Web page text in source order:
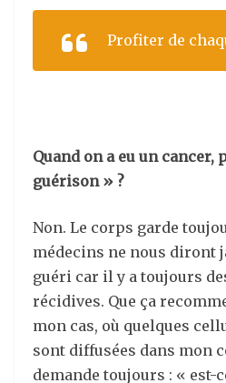
Profiter de
Quand on a eu un cancer,
guérison » ?
Non. Le corps garde
médecins ne nous diront
guéri car il y a toujours
récidives. Que ça
mon cas, où quelques
sont diffusées dans mon
demande toujours : « est-